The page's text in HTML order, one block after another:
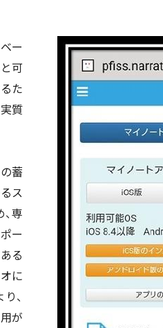
ー
可
た
質
蓄
ス
専
ー
る
に
、
が